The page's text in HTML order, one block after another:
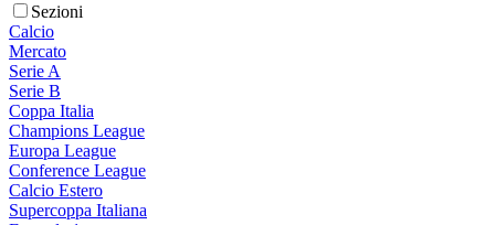
Sezioni
Calcio
Mercato
Serie A
Serie B
Coppa Italia
Champions League
Europa League
Conference League
Calcio Estero
Supercoppa Italiana